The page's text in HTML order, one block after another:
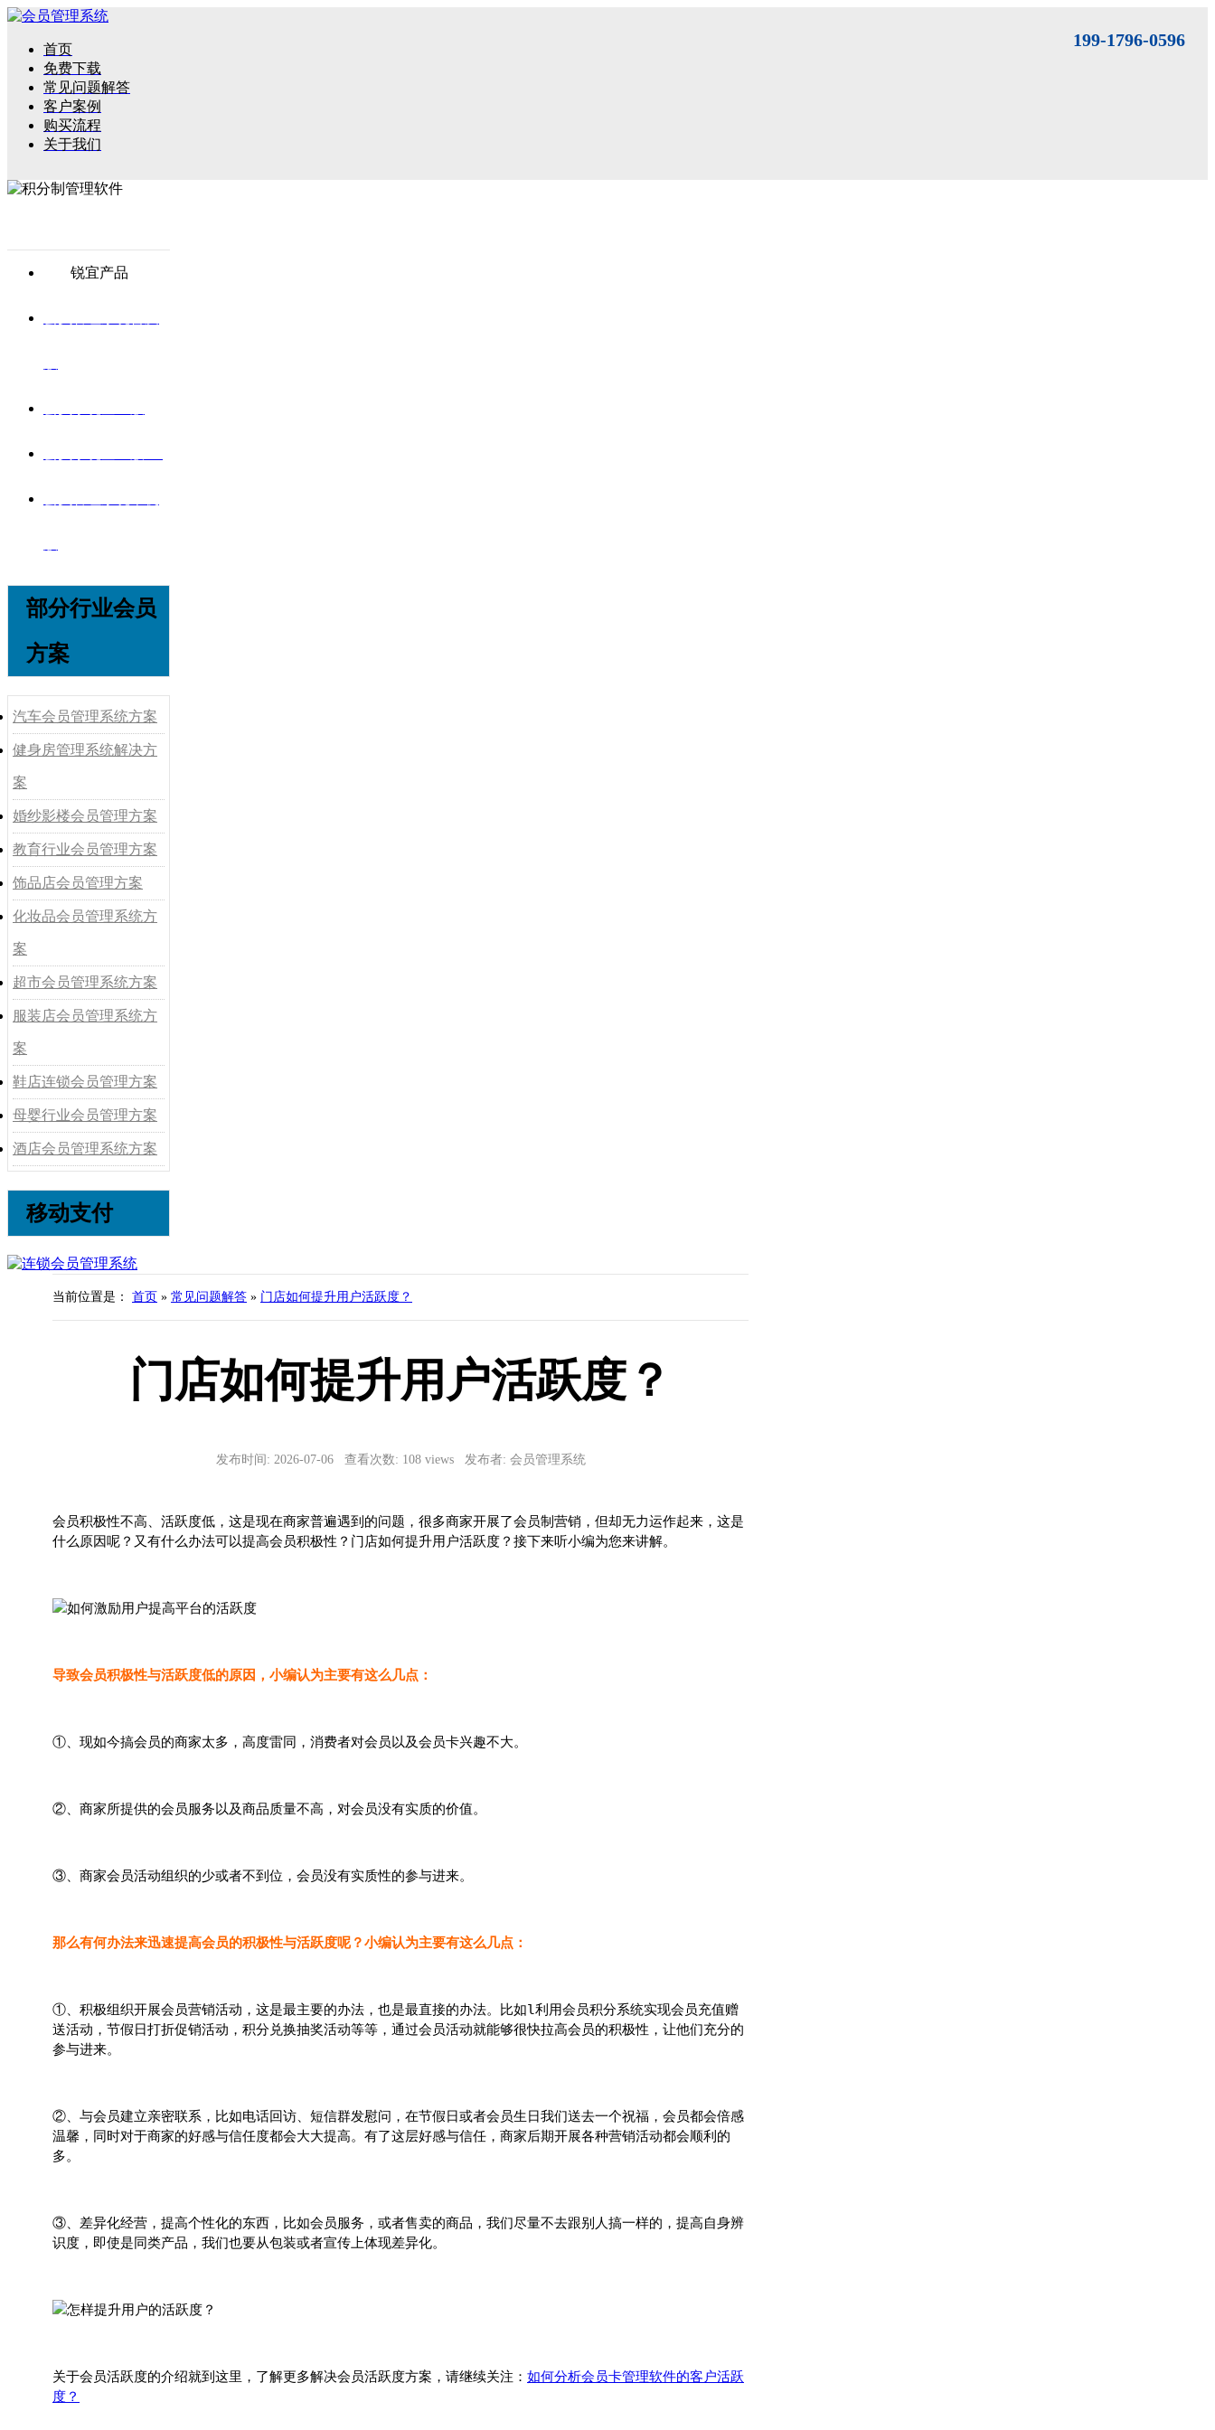
首页
免费下载
常见问题解答
客户案例
购买流程
关于我们
199-1796-0596
锐宜产品
部分行业会员
方案
汽车会员管理系统方案
健身房管理系统解决方
案
婚纱影楼会员管理方案
教育行业会员管理方案
饰品店会员管理方案
化妆品会员管理系统方
案
超市会员管理系统方案
服装店会员管理系统方
案
鞋店连锁会员管理方案
母婴行业会员管理方案
酒店会员管理系统方案
移动支付
当前位置是： 首页 » 常见问题解答 » 门店如何提升用户活跃度？
门店如何提升用户活跃度？
发布时间: 2026-07-06 查看次数: 108 views 发布者: 会员管理系统
会员积极性不高、活跃度低，这是现在商家普遍遇到的问题，很多商家开展了会员制营销，但却无力运作起来，这是
什么原因呢？又有什么办法可以提高会员积极性？门店如何提升用户活跃度？接下来听小编为您来讲解。
导致会员积极性与活跃度低的原因，小编认为主要有这么几点：
①、现如今搞会员的商家太多，高度雷同，消费者对会员以及会员卡兴趣不大。
②、商家所提供的会员服务以及商品质量不高，对会员没有实质的价值。
③、商家会员活动组织的少或者不到位，会员没有实质性的参与进来。
那么有何办法来迅速提高会员的积极性与活跃度呢？小编认为主要有这么几点：
①、积极组织开展会员营销活动，这是最主要的办法，也是最直接的办法。比如l利用会员积分系统实现会员充值赠
送活动，节假日打折促销活动，积分兑换抽奖活动等等，通过会员活动就能够很快拉高会员的积极性，让他们充分的
参与进来。
②、与会员建立亲密联系，比如电话回访、短信群发慰问，在节假日或者会员生日我们送去一个祝福，会员都会倍感
温馨，同时对于商家的好感与信任度都会大大提高。有了这层好感与信任，商家后期开展各种营销活动都会顺利的
多。
③、差异化经营，提高个性化的东西，比如会员服务，或者售卖的商品，我们尽量不去跟别人搞一样的，提高自身辨
识度，即使是同类产品，我们也要从包装或者宣传上体现差异化。
关于会员活跃度的介绍就到这里，了解更多解决会员活跃度方案，请继续关注： 如何分析会员卡管理软件的客户活跃
度？